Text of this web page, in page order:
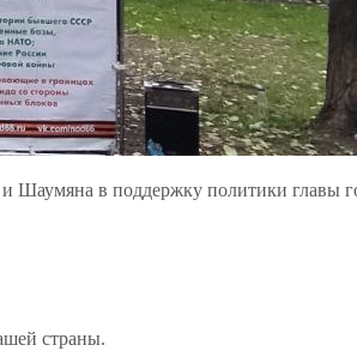
в поддержку политики главы
страны.